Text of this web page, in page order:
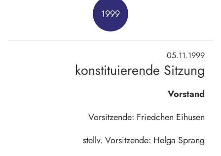
1999
05.11.1999
konstituierende Sitzung
Vorstand
Vorsitzende: Friedchen Eihusen
stellv. Vorsitzende: Helga Sprang